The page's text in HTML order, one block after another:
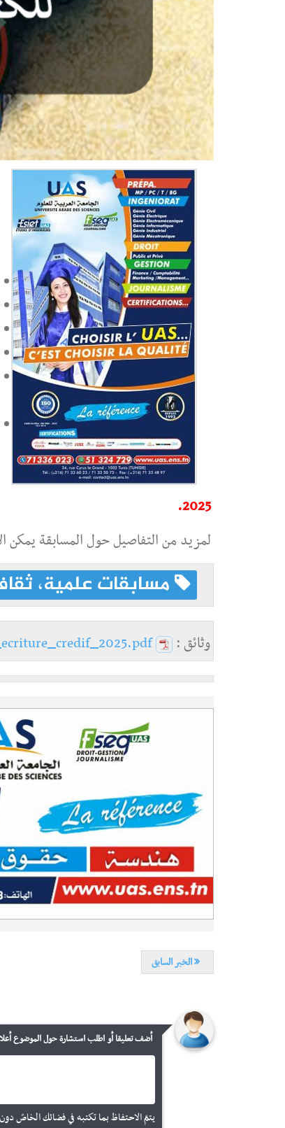
2025.
لمزيد من التفاصيل حول المسابقة يمكن
مسابقات علمية،
وثائق : Annonce_competition_ecriture_credif_2025.pdf
الخبر السابق
أضف تعليقا أو اطلب استشارة حول الموضوع
يتمّ الاحتفاظ بما تكتبه في فضائك الخاصّ